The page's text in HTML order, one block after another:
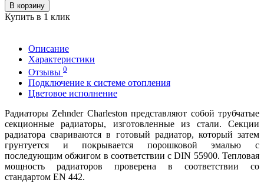
В корзину
Купить в 1 клик
Описание
Характеристики
Отзывы 0
Подключение к системе отопления
Цветовое исполнение
Радиаторы Zehnder Charleston представляют собой трубчатые
секционные радиаторы, изготовленные из стали. Секции
радиатора свариваются в готовый радиатор, который затем
грунтуется и покрывается порошковой эмалью с
последующим обжигом в соответствии с DIN 55900. Тепловая
мощность радиаторов проверена в соответствии со
стандартом EN 442.